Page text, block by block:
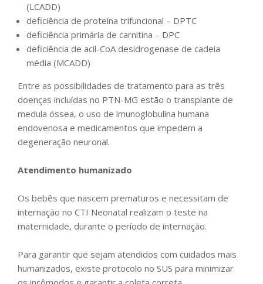
(LCADD)
deficiência de proteína trifuncional – DPTC
deficiência primária de carnitina – DPC
deficiência de acil-CoA desidrogenase de cadeia
média (MCADD)
Entre as possibilidades de tratamento para as três
doenças incluídas no PTN-MG estão o transplante de
medula óssea, o uso de imunoglobulina humana
endovenosa e medicamentos que impedem a
degeneração neuronal.
Atendimento humanizado
Os bebês que nascem prematuros e necessitam de
internação no CTI Neonatal realizam o teste na
maternidade, durante o período de internação.
Para garantir que sejam atendidos com cuidados mais
humanizados, existe protocolo no SUS para minimizar